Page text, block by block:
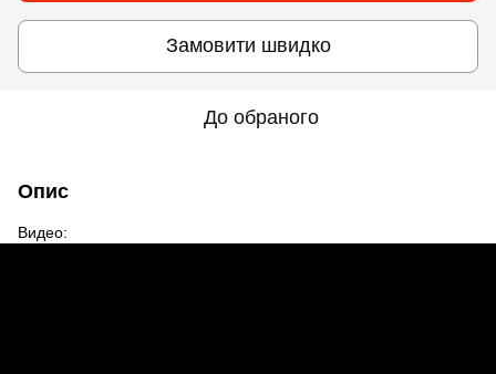
Замовити швидко
До обраного
Опис
Видео: